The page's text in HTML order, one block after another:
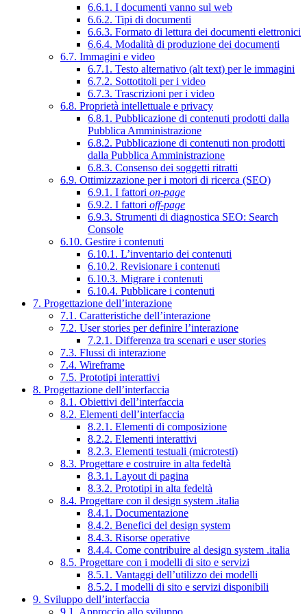
6.6.1. I documenti vanno sul web
6.6.2. Tipi di documenti
6.6.3. Formato di lettura dei documenti elettronici
6.6.4. Modalità di produzione dei documenti
6.7. Immagini e video
6.7.1. Testo alternativo (alt text) per le immagini
6.7.2. Sottotitoli per i video
6.7.3. Trascrizioni per i video
6.8. Proprietà intellettuale e privacy
6.8.1. Pubblicazione di contenuti prodotti dalla
Pubblica Amministrazione
6.8.2. Pubblicazione di contenuti non prodotti
dalla Pubblica Amministrazione
6.8.3. Consenso dei soggetti ritratti
6.9. Ottimizzazione per i motori di ricerca (SEO)
6.9.1. I fattori on-page
6.9.2. I fattori off-page
6.9.3. Strumenti di diagnostica SEO: Search
Console
6.10. Gestire i contenuti
6.10.1. L’inventario dei contenuti
6.10.2. Revisionare i contenuti
6.10.3. Migrare i contenuti
6.10.4. Pubblicare i contenuti
7. Progettazione dell’interazione
7.1. Caratteristiche dell’interazione
7.2. User stories per definire l’interazione
7.2.1. Differenza tra scenari e user stories
7.3. Flussi di interazione
7.4. Wireframe
7.5. Prototipi interattivi
8. Progettazione dell’interfaccia
8.1. Obiettivi dell’interfaccia
8.2. Elementi dell’interfaccia
8.2.1. Elementi di composizione
8.2.2. Elementi interattivi
8.2.3. Elementi testuali (microtesti)
8.3. Progettare e costruire in alta fedeltà
8.3.1. Layout di pagina
8.3.2. Prototipi in alta fedeltà
8.4. Progettare con il design system .italia
8.4.1. Documentazione
8.4.2. Benefici del design system
8.4.3. Risorse operative
8.4.4. Come contribuire al design system .italia
8.5. Progettare con i modelli di sito e servizi
8.5.1. Vantaggi dell’utilizzo dei modelli
8.5.2. I modelli di sito e servizi disponibili
9. Sviluppo dell’interfaccia
9.1. Approccio allo sviluppo